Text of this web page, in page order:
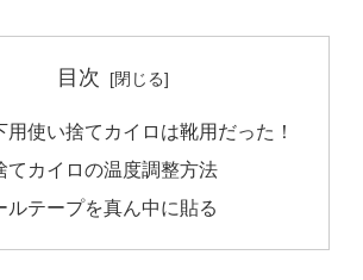
目次
用使い捨てカイロは靴用だった！
てカイロの温度調整方法
ルテープを真ん中に貼る